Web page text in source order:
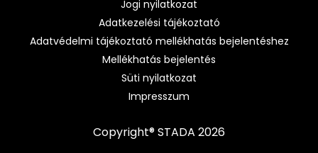
Jogi nyilatkozat
Adatkezelési tájékoztató
Adatvédelmi tájékoztató mellékhatás bejelentéshez
Mellékhatás bejelentés
Süti nyilatkozat
Impresszum
Copyright® STADA 2026